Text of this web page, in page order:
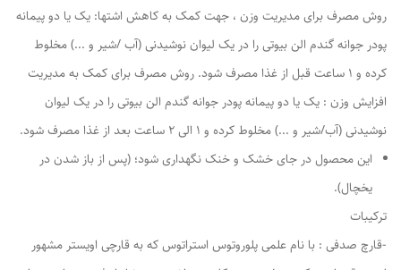
روش مصرف برای مدیریت وزن ، جهت کمک به کاهش اشتها: یک یا دو پیمانه
پودر جوانه گندم الن بیوتی را در یک لیوان نوشیدنی (آب /شیر و ...) مخلوط
کرده و ۱ ساعت قبل از غذا مصرف شود. روش مصرف برای کمک به مدیریت
افزایش وزن : یک یا دو پیمانه پودر جوانه گندم الن بیوتی را در یک لیوان
نوشیدنی (آب/شیر و ...) مخلوط کرده و ۱ الی ۲ ساعت بعد از غذا مصرف شود.
این محصول در جای خشک و خنک نگهداری شود؛ (پس از باز شدن در
یخچال).
ترکیبات
-قارچ صدفی : با نام علمی پلوروتوس استراتوس که به قارچی اویستر مشهور